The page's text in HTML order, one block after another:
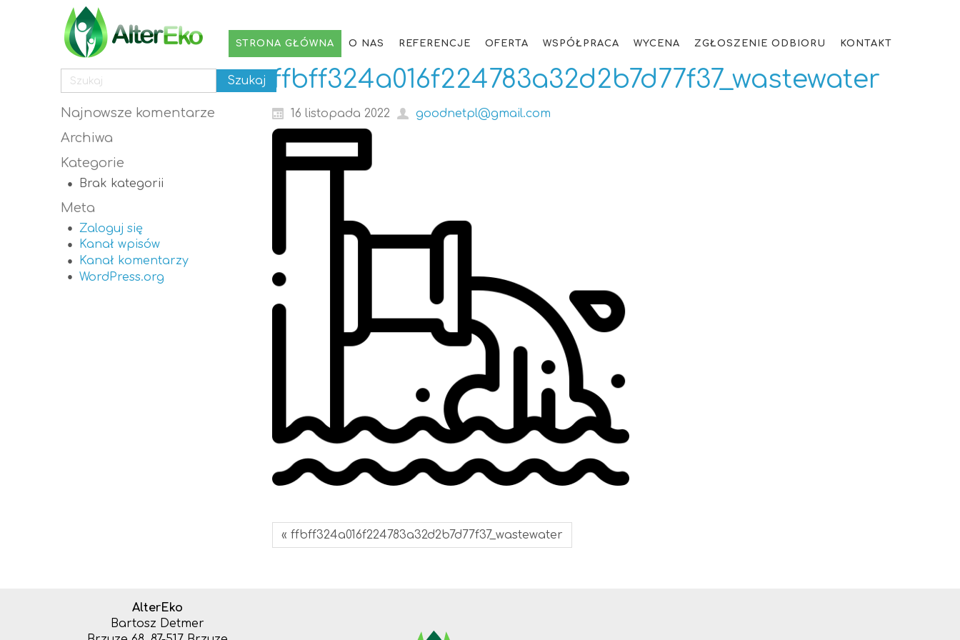
STRONA GŁÓWNA O NAS REFERENCJE OFERTA WSPÓŁPRACA WYCENA ZGŁOSZENIE ODBIORU KONTAKT
Najnowsze komentarze
Archiwa
Kategorie
Brak kategorii
Meta
Zaloguj się
Kanał wpisów
Kanał komentarzy
WordPress.org
ffbff324a016f224783a32d2b7d77f37_wastewater
16 listopada 2022 goodnetpl@gmail.com
« ffbff324a016f224783a32d2b7d77f37_wastewater
AlterEko
Bartosz Detmer